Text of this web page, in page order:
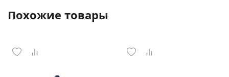
Похожие товары